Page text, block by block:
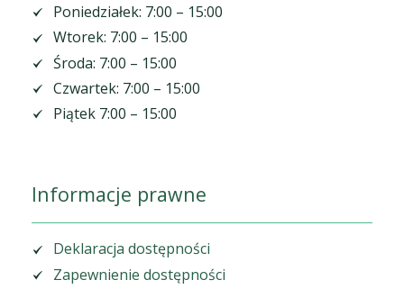
Poniedziałek: 7:00 – 15:00
Wtorek: 7:00 – 15:00
Środa: 7:00 – 15:00
Czwartek: 7:00 – 15:00
Piątek 7:00 – 15:00
Informacje prawne
Deklaracja dostępności
Zapewnienie dostępności